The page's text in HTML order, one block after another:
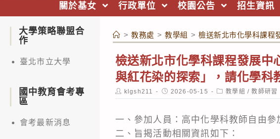
關於基女 行政單位 校園公告 招生資訊
> 教務處 > 教學組 > 檢送新北市化學科課程
檢送新北市化學科課程發展
與紅花染的探索」，請化學科
Post
author:
klgsh211
Post
published:
2026-05-15
Post
category:
教學組 / 教師研習
一、參加人員：高中化學科教師自由參
二、旨揭活動相關資訊如下：
大學策略聯盟合
作
臺北市立大學
國中教育會考專
區
會考最新消息